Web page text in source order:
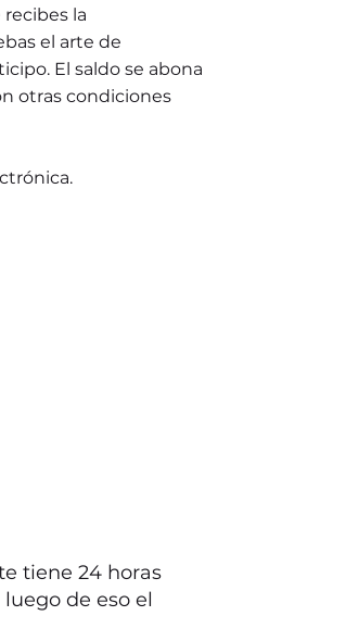
recibes la
el arte de
El saldo se abona
otras condiciones
tiene 24 horas
de eso el